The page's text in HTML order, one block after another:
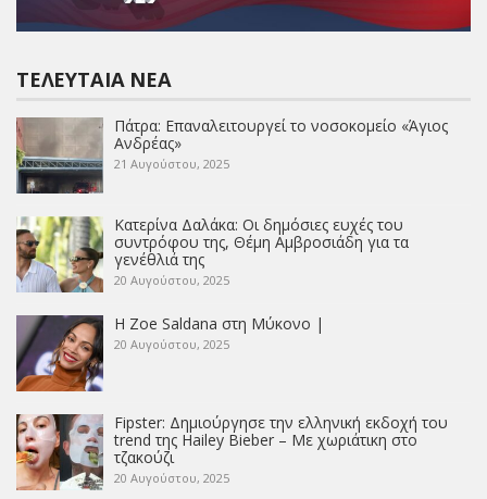
ΤΕΛΕΥΤΑΊΑ ΝΈΑ
Πάτρα: Επαναλειτουργεί το νοσοκομείο «Άγιος
Ανδρέας»
21 Αυγούστου, 2025
Κατερίνα Δαλάκα: Οι δημόσιες ευχές του
συντρόφου της, Θέμη Αμβροσιάδη για τα
γενέθλιά της
20 Αυγούστου, 2025
Η Zoe Saldana στη Μύκονο |
20 Αυγούστου, 2025
Fipster: Δημιούργησε την ελληνική εκδοχή του
trend της Hailey Bieber – Με χωριάτικη στο
τζακούζι
20 Αυγούστου, 2025